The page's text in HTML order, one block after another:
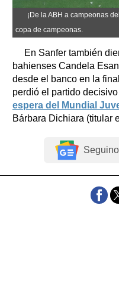
¡De la ABH a campeonas
copa de campeonas.
En Sanfer también
bahienses Candela
desde el banco en la
perdió el partido
espera del Mundial
Bárbara Dichiara (titular